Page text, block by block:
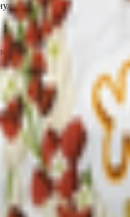
томаты сушеные
: 32.6Калории
Александровна
Адыгея, Гиагинский